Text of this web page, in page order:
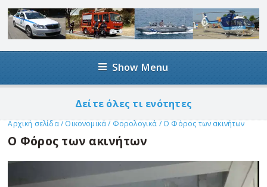
Show Menu
Δείτε όλες τι ενότητες
Αρχική σελίδα/Οικονομικά/ Φορολογικά/ Ο Φόρος των ακινήτων
Ο Φόρος των ακινήτων